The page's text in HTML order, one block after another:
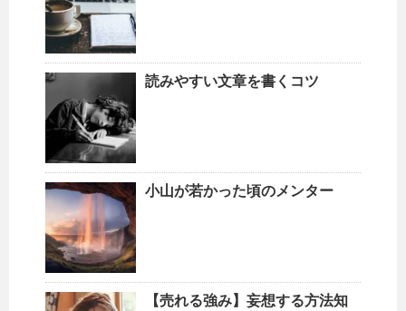
読みやすい文章を書くコツ
小山が若かった頃のメンター
【売れる強み】妄想する方法知